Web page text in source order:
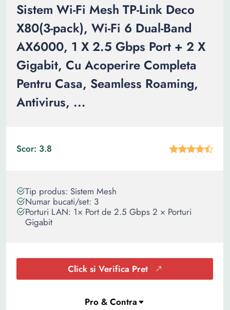
Sistem Wi-Fi Mesh TP-Link Deco
X80(3-pack), Wi-Fi 6 Dual-Band
AX6000, 1 X 2.5 Gbps Port + 2 X
Gigabit, Cu Acoperire Completa
Pentru Casa, Seamless Roaming,
Antivirus, ...
Scor: 3.8
Tip produs: Sistem Mesh
Numar bucati/set: 3
Porturi LAN: 1× Port de 2.5 Gbps 2 × Porturi
Gigabit
Click si Verifica Pret